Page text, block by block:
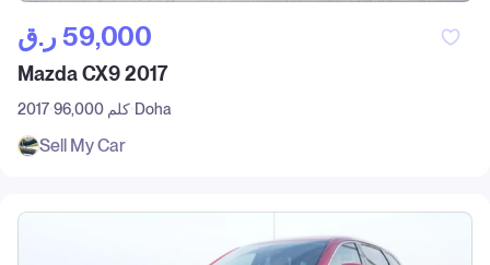
ر.ق‎ 59,000
Mazda CX9 2017
2017 96,000 كلم Doha
Sell My Car